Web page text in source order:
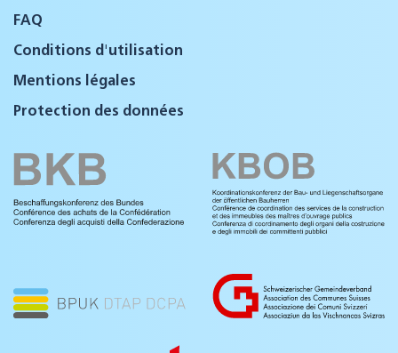
FAQ
Conditions d'utilisation
Mentions légales
Protection des données